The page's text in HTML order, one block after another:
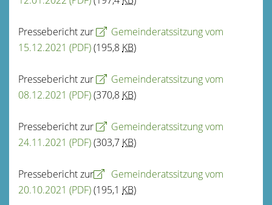
Pressebericht zur
Gemeinderatssitzung vom
15.12.2021 (PDF)(195,8 KB)
Pressebericht zur
Gemeinderatssitzung vom
08.12.2021 (PDF)(370,8 KB)
Pressebericht zur
Gemeinderatssitzung vom
24.11.2021 (PDF)(303,7 KB)
Pressebericht zur
Gemeinderatssitzung vom
20.10.2021 (PDF)(195,1 KB)